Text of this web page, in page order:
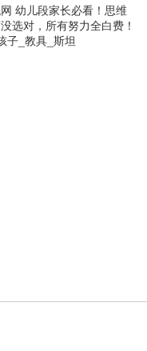
幼儿段家长必看！思维
选对，所有努力全白费！
子_教具_斯坦